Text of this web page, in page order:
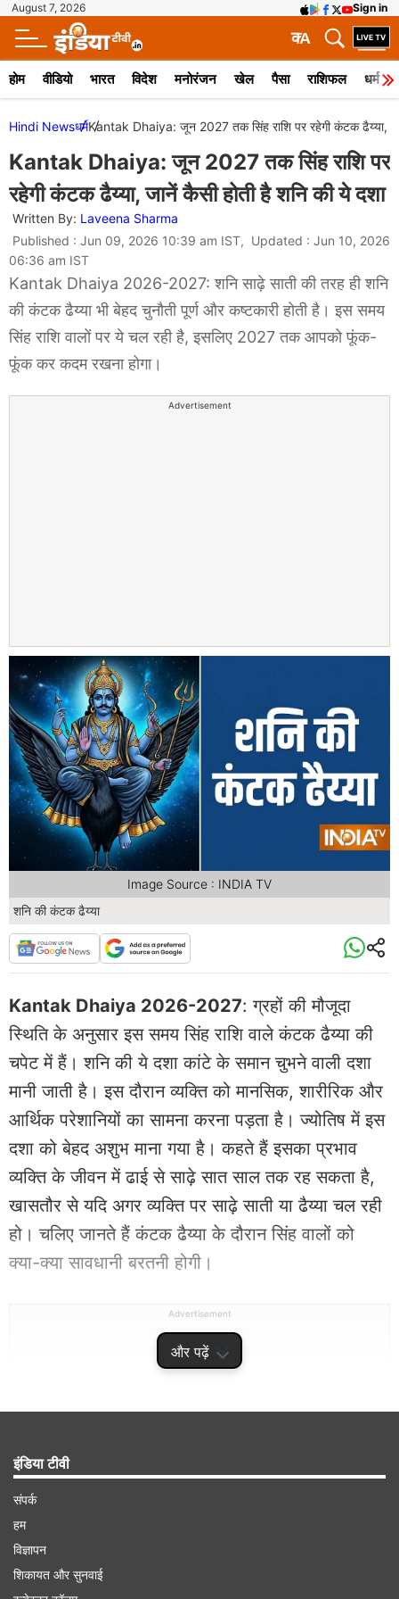
August 7, 2026 Sign in
A
क
होम वीडियो भारत विदेश मनोरंजन खेल पैसा राशिफल धर्म
और पढ़ें
Hindi Newsधर्मKantak Dhaiya: जून 2027 तक सिंह राशि पर रहेगी कंटक ढैय्या,
Kantak Dhaiya: जून 2027 तक सिंह राशि पर
रहेगी कंटक ढैय्या, जानें कैसी होती है शनि की ये दशा
Written By: Laveena Sharma
Published : Jun 09, 2026 10:39 am IST, Updated : Jun 10, 2026
06:36 am IST
Kantak Dhaiya 2026-2027: शनि साढ़े साती की तरह ही शनि
की कंटक ढैय्या भी बेहद चुनौती पूर्ण और कष्टकारी होती है। इस समय
सिंह राशि वालों पर ये चल रही है, इसलिए 2027 तक आपको फूंक-
फूंक कर कदम रखना होगा।
Advertisement
शनि की कंटक ढैय्या
Image Source : INDIA TV
Kantak Dhaiya 2026-2027: ग्रहों की मौजूदा
स्थिति के अनुसार इस समय सिंह राशि वाले कंटक ढैय्या की
चपेट में हैं। शनि की ये दशा कांटे के समान चुभने वाली दशा
मानी जाती है। इस दौरान व्यक्ति को मानसिक, शारीरिक और
आर्थिक परेशानियों का सामना करना पड़ता है। ज्योतिष में इस
दशा को बेहद अशुभ माना गया है। कहते हैं इसका प्रभाव
व्यक्ति के जीवन में ढाई से साढ़े सात साल तक रह सकता है,
खासतौर से यदि अगर व्यक्ति पर साढ़े साती या ढैय्या चल रही
हो। चलिए जानते हैं कंटक ढैय्या के दौरान सिंह वालों को
क्या-क्या सावधानी बरतनी होगी।
Advertisement
जून 2027 तक सिंह राशि वाले रहें सावधान
इंडिया टीवी
संपर्क
हम
विज्ञापन
शिकायत और सुनवाई